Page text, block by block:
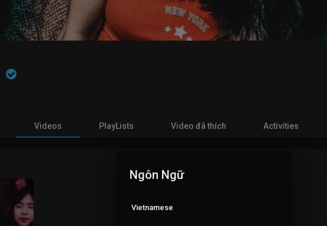
Videos PlayLists Video đã thích Activities
Ngôn Ngữ
Vietnamese